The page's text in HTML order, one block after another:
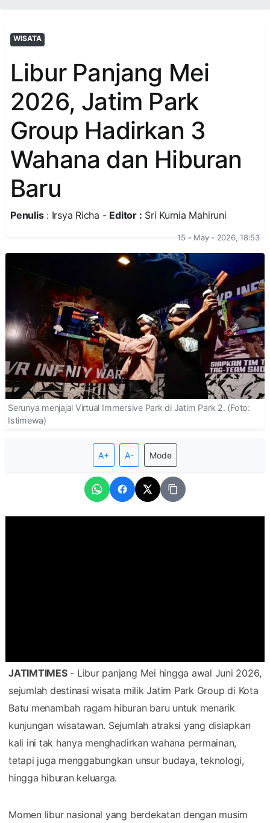
WISATA
Libur Panjang Mei
2026, Jatim Park
Group Hadirkan 3
Wahana dan Hiburan
Baru
Penulis: Irsya Richa - Editor : Sri Kurnia Mahiruni
15 - May - 2026, 18:53
Serunya menjajal Virtual Immersive Park di Jatim Park 2. (Foto:
Istimewa)
A+ A- Mode
JATIMTIMES- Libur panjang Mei hingga awal Juni 2026,
sejumlah destinasi wisata milik Jatim Park Group di Kota
Batu menambah ragam hiburan baru untuk menarik
kunjungan wisatawan. Sejumlah atraksi yang disiapkan
kali ini tak hanya menghadirkan wahana permainan,
tetapi juga menggabungkan unsur budaya, teknologi,
hingga hiburan keluarga.
Momen libur nasional yang berdekatan dengan musim